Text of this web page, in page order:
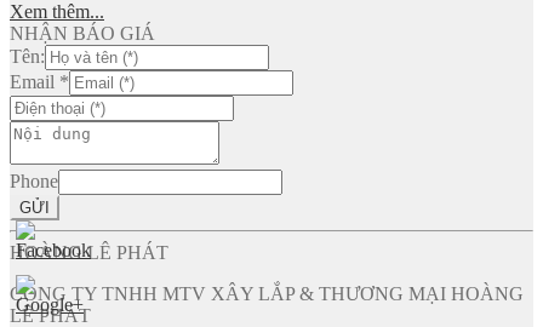
Xem thêm...
NHẬN BÁO GIÁ
Tên:
Email *
Phone
GỬI
HOÀNG LÊ PHÁT
CÔNG TY TNHH MTV XÂY LẮP & THƯƠNG MẠI HOÀNG
LÊ PHÁT